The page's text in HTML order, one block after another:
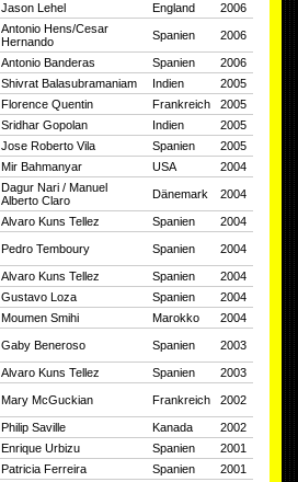
Jason Lehel England 2006
Antonio Hens/Cesar
Hernando
Spanien 2006
Antonio Banderas Spanien
2006
Shivrat Balasubramaniam Indien
2005
Florence Quentin Frankreich
2005
Sridhar Gopolan Indien
2005
Jose Roberto Vila Spanien
2005
Mir Bahmanyar USA 2004
Dagur Nari / Manuel
Alberto Claro
Dänemark 2004
Alvaro Kuns Tellez Spanien
2004
Pedro Temboury Spanien 2004
Alvaro Kuns Tellez Spanien
2004
Gustavo Loza Spanien
2004
Moumen Smihi Marokko
2004
Gaby Beneroso Spanien 2003
Alvaro Kuns Tellez Spanien
2003
Mary McGuckian Frankreich 2002
Philip Saville Kanada
2002
Enrique Urbizu Spanien
2001
Patricia Ferreira Spanien
2001